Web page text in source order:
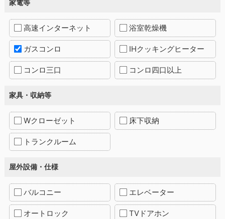
家電等
高速インターネット 浴室乾燥機
ガスコンロ IHクッキングヒーター
コンロ三口 コンロ四口以上
家具・収納等
Wクローゼット 床下収納
トランクルーム
屋外設備・仕様
バルコニー エレベーター
オートロック TVドアホン